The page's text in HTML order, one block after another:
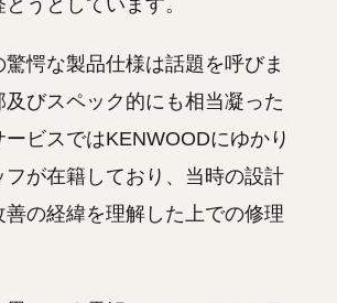
愕な製品仕様は話題を呼びま
及びスペック的にも相当凝った
ービスではKENWOODにゆかり
フが在籍しており、当時の設計
善の経緯を理解した上での修理